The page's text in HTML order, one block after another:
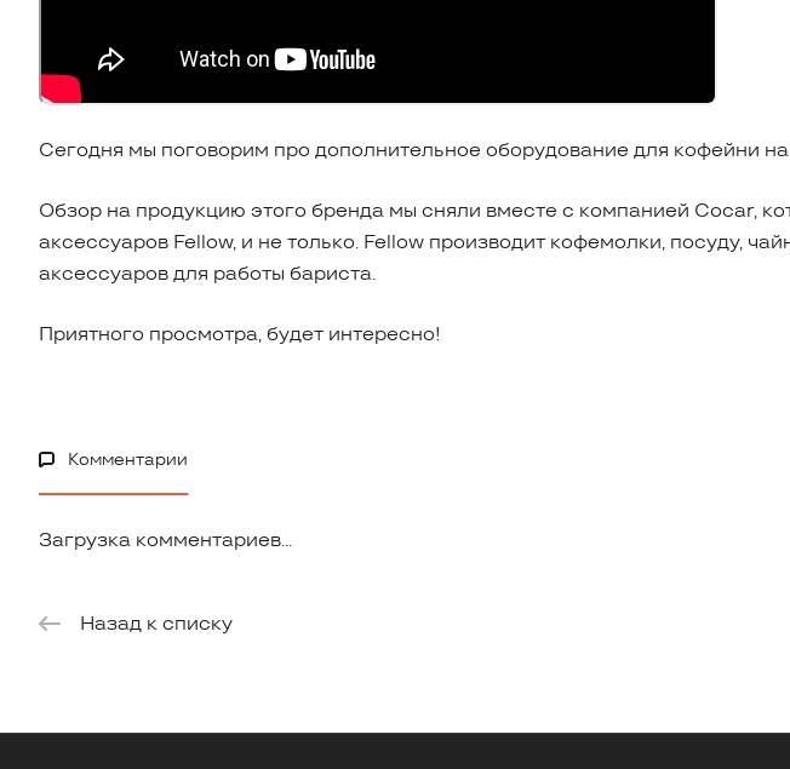
Сегодня мы поговорим про дополнительное оборудование для кофейни
Обзор на продукцию этого бренда мы сняли вместе с компанией Cocar,
аксессуаров Fellow, и не только. Fellow производит кофемолки, посуду,
аксессуаров для работы бариста.
Приятного просмотра, будет интересно!
Комментарии
Загрузка комментариев...
Назад к списку